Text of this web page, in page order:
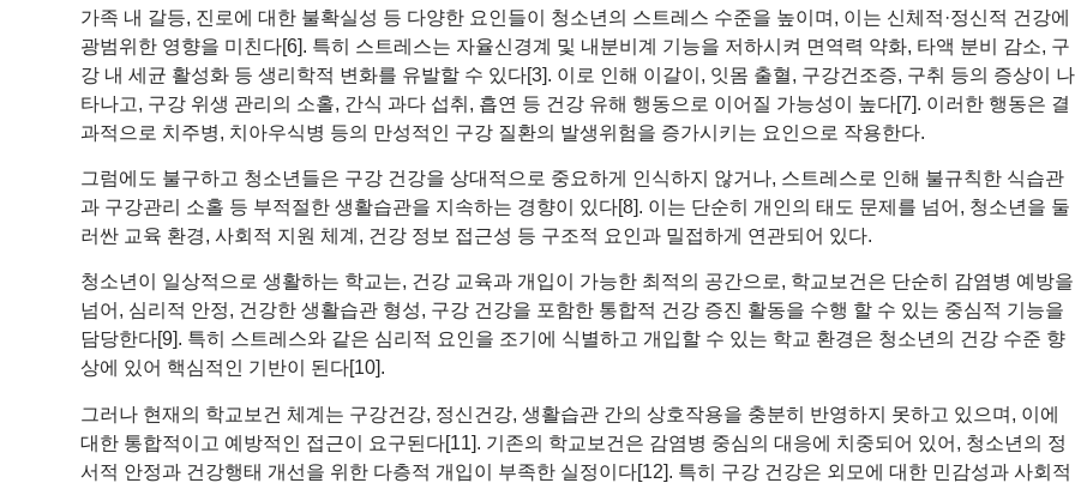
가족 내 갈등, 진로에 대한 불확실성 등 다양한 요인들이 청소년의 스트레스 수준을 높이며, 이는 신체적·정신적 건강에
광범위한 영향을 미친다[6]. 특히 스트레스는 자율신경계 및 내분비계 기능을 저하시켜 면역력 약화, 타액 분비 감소, 구
강 내 세균 활성화 등 생리학적 변화를 유발할 수 있다[3]. 이로 인해 이갈이, 잇몸 출혈, 구강건조증, 구취 등의 증상이 나
타나고, 구강 위생 관리의 소홀, 간식 과다 섭취, 흡연 등 건강 유해 행동으로 이어질 가능성이 높다[7]. 이러한 행동은 결
과적으로 치주병, 치아우식병 등의 만성적인 구강 질환의 발생위험을 증가시키는 요인으로 작용한다.
그럼에도 불구하고 청소년들은 구강 건강을 상대적으로 중요하게 인식하지 않거나, 스트레스로 인해 불규칙한 식습관
과 구강관리 소홀 등 부적절한 생활습관을 지속하는 경향이 있다[8]. 이는 단순히 개인의 태도 문제를 넘어, 청소년을 둘
러싼 교육 환경, 사회적 지원 체계, 건강 정보 접근성 등 구조적 요인과 밀접하게 연관되어 있다.
청소년이 일상적으로 생활하는 학교는, 건강 교육과 개입이 가능한 최적의 공간으로, 학교보건은 단순히 감염병 예방을
넘어, 심리적 안정, 건강한 생활습관 형성, 구강 건강을 포함한 통합적 건강 증진 활동을 수행 할 수 있는 중심적 기능을
담당한다[9]. 특히 스트레스와 같은 심리적 요인을 조기에 식별하고 개입할 수 있는 학교 환경은 청소년의 건강 수준 향
상에 있어 핵심적인 기반이 된다[10].
그러나 현재의 학교보건 체계는 구강건강, 정신건강, 생활습관 간의 상호작용을 충분히 반영하지 못하고 있으며, 이에
대한 통합적이고 예방적인 접근이 요구된다[11]. 기존의 학교보건은 감염병 중심의 대응에 치중되어 있어, 청소년의 정
서적 안정과 건강행태 개선을 위한 다층적 개입이 부족한 실정이다[12]. 특히 구강 건강은 외모에 대한 민감성과 사회적